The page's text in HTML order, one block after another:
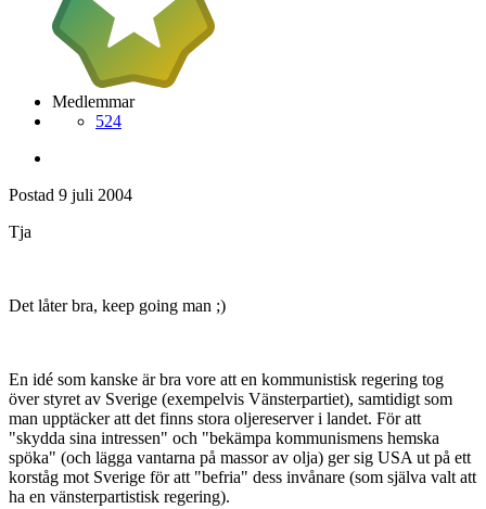
Medlemmar
524
Postad 9 juli 2004
Tja
Det låter bra, keep going man ;)
En idé som kanske är bra vore att en kommunistisk regering tog
över styret av Sverige (exempelvis Vänsterpartiet), samtidigt som
man upptäcker att det finns stora oljereserver i landet. För att
"skydda sina intressen" och "bekämpa kommunismens hemska
spöka" (och lägga vantarna på massor av olja) ger sig USA ut på ett
korståg mot Sverige för att "befria" dess invånare (som själva valt att
ha en vänsterpartistisk regering).